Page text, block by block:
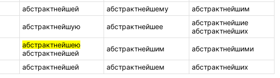
абстрактнейшей абстрактнейшему абстрактнейшим
абстрактнейшую абстрактнейшее
абстрактнейшие
абстрактнейших
абстрактнейшею
абстрактнейшей
абстрактнейшим абстрактнейшими
абстрактнейшей абстрактнейшем абстрактнейших